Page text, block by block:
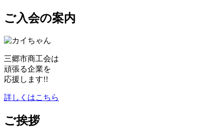
ご入会の案内
三郷市商工会は
頑張る企業を
応援します!!
詳しくはこちら
ご挨拶